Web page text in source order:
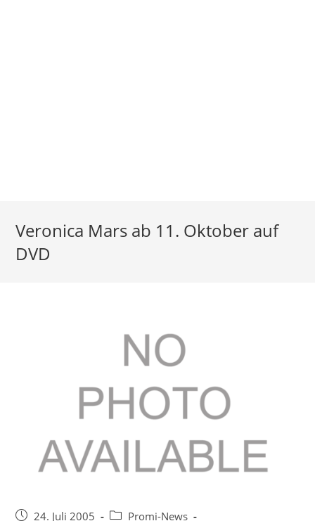
Veronica Mars ab 11. Oktober auf
DVD
Beitrag24. Juli 2005
Beitrags-
Promi-News